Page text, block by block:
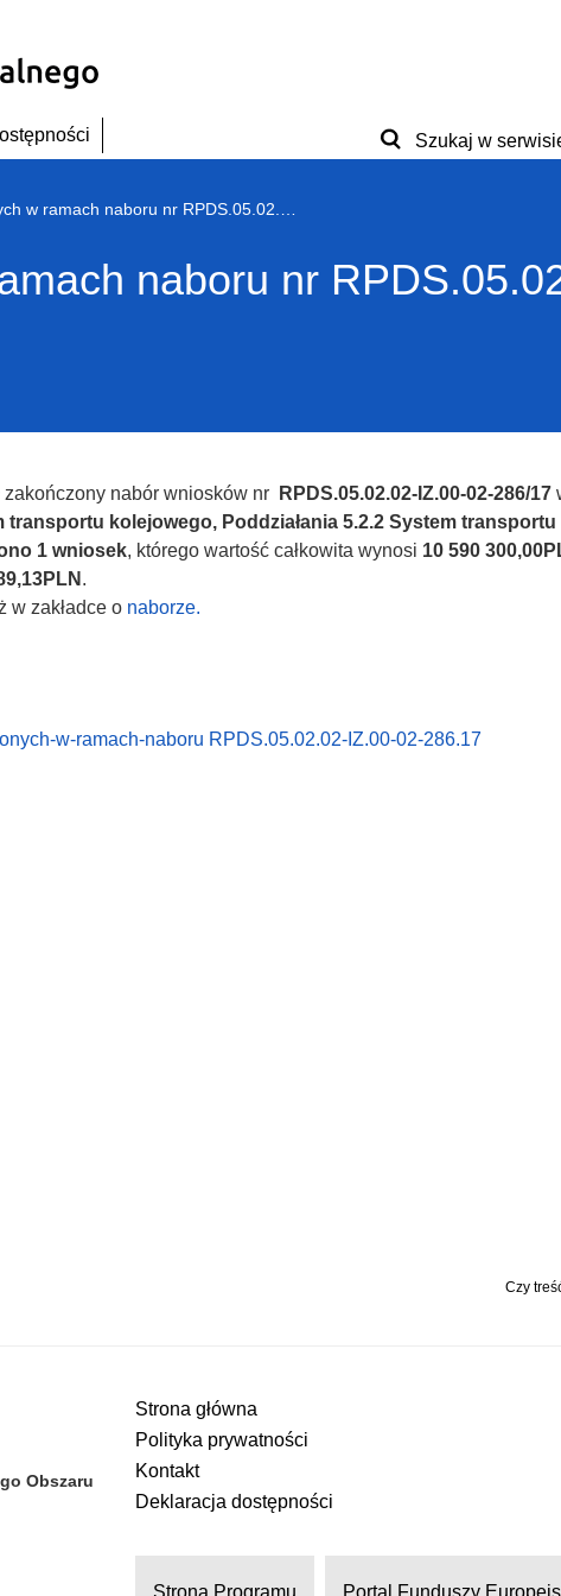
Szukaj w
naboru nr
nabór wniosków nr RPDS.05.02.02-IZ.00-02-286/17
transportu kolejowego, Poddziałania 5.2.2 System
1 wniosek, którego wartość całkowita wynosi 10 590
.
w zakładce o naborze.
w-ramach-naboru RPDS.05.02.02-IZ.00-02-286.17
Czy
Obszaru
Strona główna
Polityka prywatności
Kontakt
Deklaracja dostępności
Strona Programu Portal Funduszy